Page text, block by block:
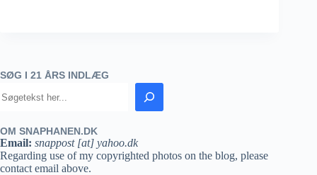
SØG I 21 ÅRS INDLÆG
OM SNAPHANEN.DK
Email: snappost [at] yahoo.dk
Regarding use of my copyrighted photos on the blog, please
contact email above.